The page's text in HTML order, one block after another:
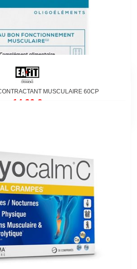
MUSCULAIRE 60CP
14,90 €